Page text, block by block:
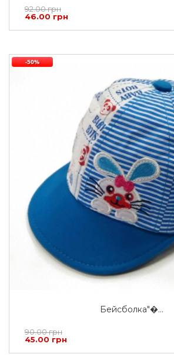
92.00 грн
46.00 грн
Бейсболка"�...
-50%
90.00 грн
45.00 грн